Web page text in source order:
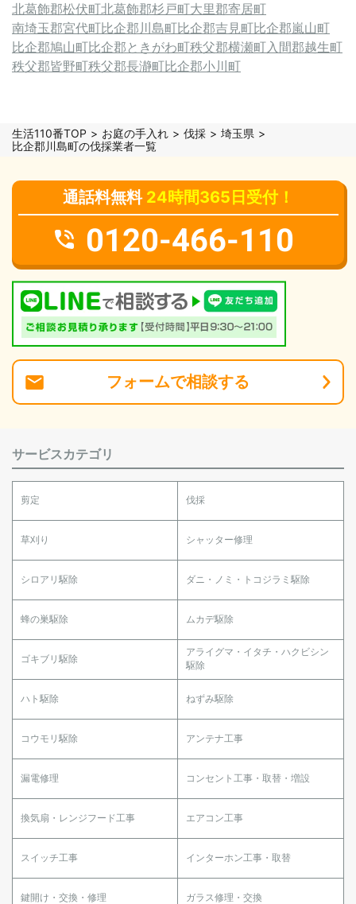
北葛飾郡松伏町北葛飾郡杉戸町大里郡寄居町
南埼玉郡宮代町比企郡川島町比企郡吉見町比企郡嵐山町
比企郡鳩山町比企郡ときがわ町秩父郡横瀬町入間郡越生町
秩父郡皆野町秩父郡長瀞町比企郡小川町
生活110番TOP お庭の手入れ 伐採
埼玉県
比企郡川島町の伐採業者一覧
通話料無料 24時間365日受付！
0120-466-110
フォームで相談する
サービスカテゴリ
剪定 伐採
草刈り シャッター修理
シロアリ駆除 ダニ・ノミ・トコジラミ駆除
蜂の巣駆除 ムカデ駆除
ゴキブリ駆除
アライグマ・イタチ・ハクビシン
駆除
ハト駆除 ねずみ駆除
コウモリ駆除 アンテナ工事
漏電修理 コンセント工事・取替・増設
換気扇・レンジフード工事 エアコン工事
スイッチ工事 インターホン工事・取替
鍵開け・交換・修理 ガラス修理・交換